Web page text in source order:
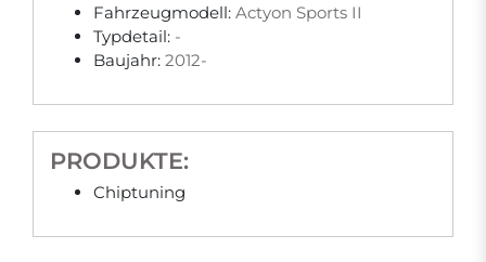
Fahrzeugmodell: Actyon Sports II
Typdetail: -
Baujahr: 2012-
PRODUKTE:
Chiptuning